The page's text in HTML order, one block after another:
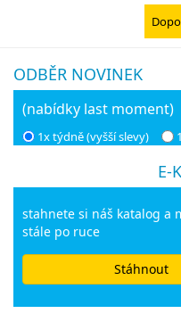
ODBĚR NOVINEK
(nabídky last moment)
1x týdně (vyšší slevy)
E-
stahnete si náš katalog a
stále po ruce
Stáhnout